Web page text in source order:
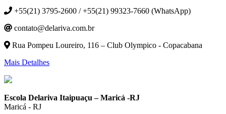
+55(21) 3795-2600 / +55(21) 99323-7660 (WhatsApp)
contato@delariva.com.br
Rua Pompeu Loureiro, 116 – Club Olympico - Copacabana
Mais Detalhes
Escola Delariva Itaipuaçu – Maricá -RJ
Maricá - RJ